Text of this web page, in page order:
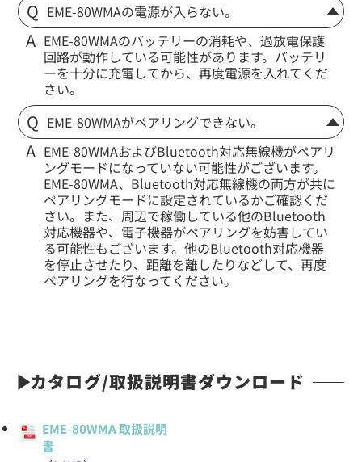
EME-80WMAの電源が入らない。
EME-80WMAのバッテリーの消耗や、過放電保護
回路が動作している可能性があります。バッテリ
ーを十分に充電してから、再度電源を入れてくだ
さい。
EME-80WMAがペアリングできない。
EME-80WMAおよびBluetooth対応無線機がペアリ
ングモードになっていない可能性がございます。
EME-80WMA、Bluetooth対応無線機の両方が共に
ペアリングモードに設定されているかご確認くだ
さい。また、周辺で稼働している他のBluetooth
対応機器や、電子機器がペアリングを妨害してい
る可能性もございます。他のBluetooth対応機器
を停止させたり、距離を離したりなどして、再度
ペアリングを行なってください。
カタログ/取扱説明書ダウンロード
EME-80WMA 取扱説明
書